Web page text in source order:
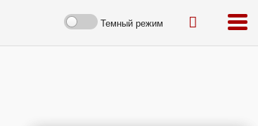
Темный режим